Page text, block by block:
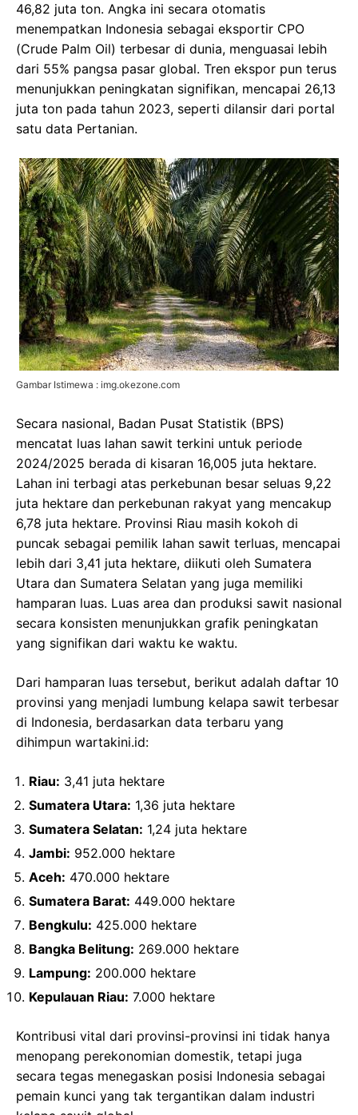
46,82 juta ton. Angka ini secara otomatis
menempatkan Indonesia sebagai eksportir CPO
(Crude Palm Oil) terbesar di dunia, menguasai lebih
dari 55% pangsa pasar global. Tren ekspor pun terus
menunjukkan peningkatan signifikan, mencapai 26,13
juta ton pada tahun 2023, seperti dilansir dari portal
satu data Pertanian.
Gambar Istimewa : img.okezone.com
Secara nasional, Badan Pusat Statistik (BPS)
mencatat luas lahan sawit terkini untuk periode
2024/2025 berada di kisaran 16,005 juta hektare.
Lahan ini terbagi atas perkebunan besar seluas 9,22
juta hektare dan perkebunan rakyat yang mencakup
6,78 juta hektare. Provinsi Riau masih kokoh di
puncak sebagai pemilik lahan sawit terluas, mencapai
lebih dari 3,41 juta hektare, diikuti oleh Sumatera
Utara dan Sumatera Selatan yang juga memiliki
hamparan luas. Luas area dan produksi sawit nasional
secara konsisten menunjukkan grafik peningkatan
yang signifikan dari waktu ke waktu.
Dari hamparan luas tersebut, berikut adalah daftar 10
provinsi yang menjadi lumbung kelapa sawit terbesar
di Indonesia, berdasarkan data terbaru yang
dihimpun wartakini.id:
Riau: 3,41 juta hektare
Sumatera Utara: 1,36 juta hektare
Sumatera Selatan: 1,24 juta hektare
Jambi: 952.000 hektare
Aceh: 470.000 hektare
Sumatera Barat: 449.000 hektare
Bengkulu: 425.000 hektare
Bangka Belitung: 269.000 hektare
Lampung: 200.000 hektare
Kepulauan Riau: 7.000 hektare
Kontribusi vital dari provinsi-provinsi ini tidak hanya
menopang perekonomian domestik, tetapi juga
secara tegas menegaskan posisi Indonesia sebagai
pemain kunci yang tak tergantikan dalam industri